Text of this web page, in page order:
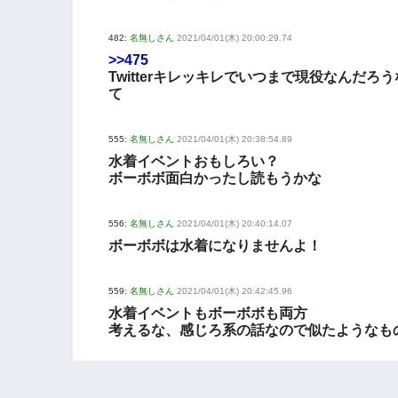
482: 名無しさん 2021/04/01(木) 20:00:29.74
>>475
Twitterキレッキレでいつまで現役なんだろう
て
555: 名無しさん 2021/04/01(木) 20:38:54.89
水着イベントおもしろい？
ボーボボ面白かったし読もうかな
556: 名無しさん 2021/04/01(木) 20:40:14.07
ボーボボは水着になりませんよ！
559: 名無しさん 2021/04/01(木) 20:42:45.96
水着イベントもボーボボも両方
考えるな、感じろ系の話なので似たようなも